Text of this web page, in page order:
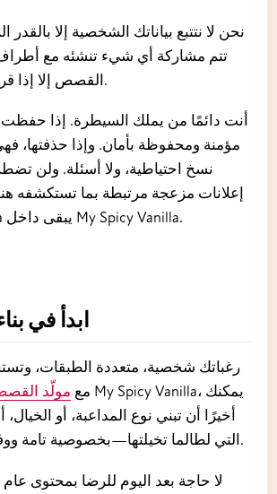
نحن لا نتتبع بياناتك الشخصية إلا بالقدر
تتم مشاركة أي شيء تنشئه مع أطراف
القصص إلا إذا قررت الاحتفاظ بها.
أنت دائمًا من يملك السيطرة. إذا
مؤمنة ومحفوظة بأمان. وإذا حذفتها،
نسخ احتياطية، ولا أسئلة. ولن
إعلانات مزعجة مرتبطة بما تستكشفه
My Spicy Vanilla يبقى داخل My Spicy Vanilla.
ابدأ في
رغباتك شخصية، متعددة الطبقات،
مع مولّد
أخيرًا أن تبني نوع المداعبة، أو الخيال،
التي لطالما تخيلتها—بخصوصية تامة ووفق شروطك أنت.
لا حاجة بعد اليوم للرضا بمحتوى